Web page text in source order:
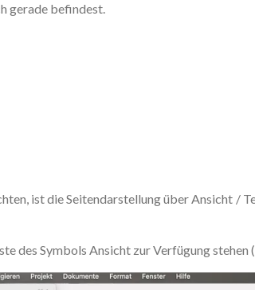
gerade befindest.
ist die Seitendarstellung über Ansicht /
des Symbols Ansicht zur Verfügung stehen